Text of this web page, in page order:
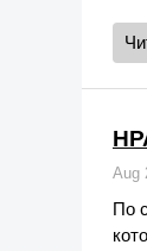
Aug
По